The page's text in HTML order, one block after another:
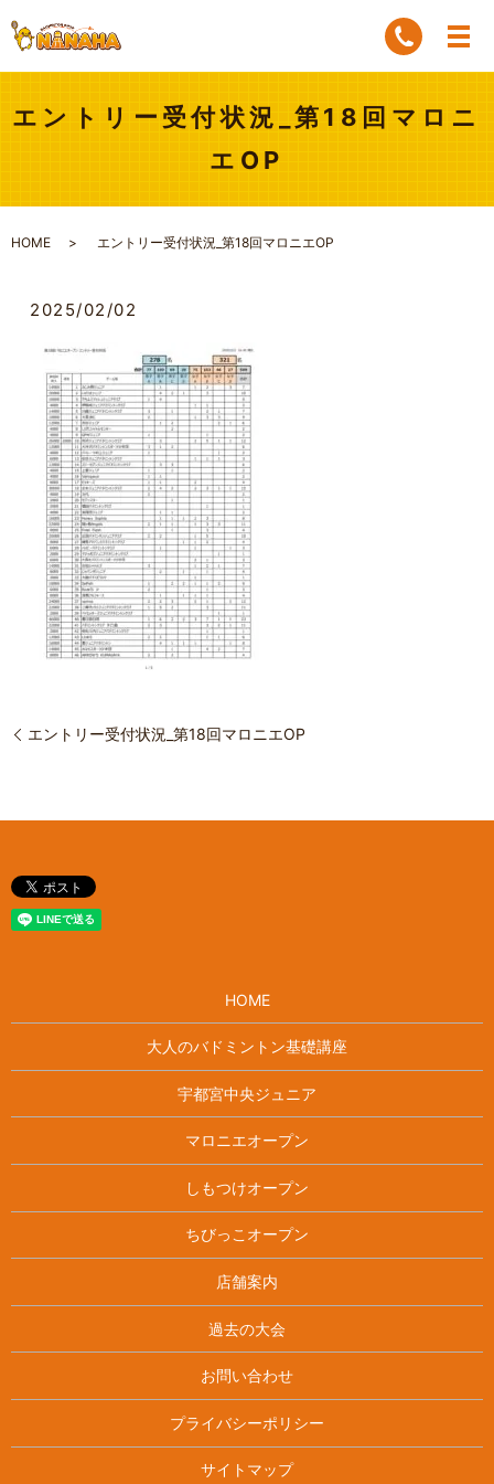
エントリー受付状況_第18回マロニ
エOP
HOME エントリー受付状況_第18回マロニエOP
2025/02/02
エントリー受付状況_第18回マロニエOP
HOME
大人のバドミントン基礎講座
宇都宮中央ジュニア
マロニエオープン
しもつけオープン
ちびっこオープン
店舗案内
過去の大会
お問い合わせ
プライバシーポリシー
サイトマップ